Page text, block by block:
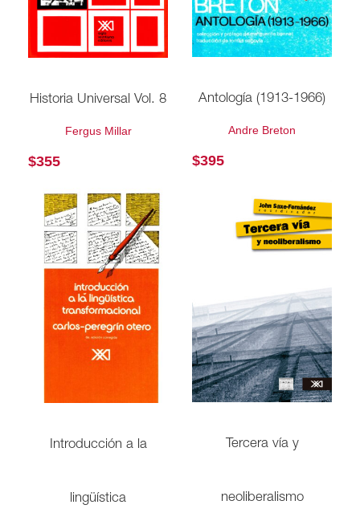
Historia Universal Vol. 8
Fergus Millar
$355
Antología (1913-1966)
Andre Breton
$395
Introducción a la
lingüística
Tercera vía y
neoliberalismo